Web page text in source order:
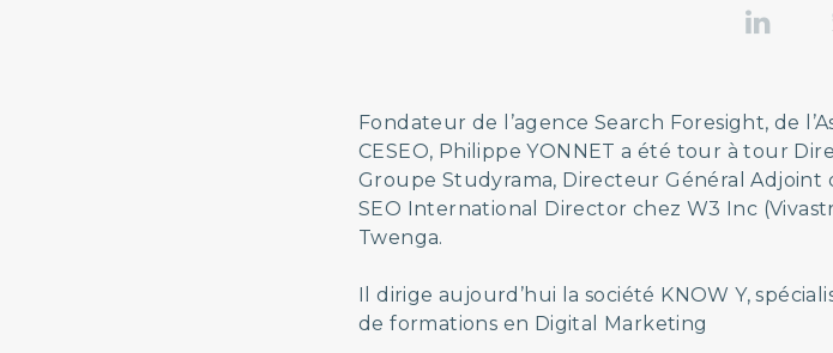
Fondateur de l’agence Search Foresight, de
CESEO, Philippe YONNET a été tour à tour
Groupe Studyrama, Directeur Général Adjoint
SEO International Director chez W3 Inc
Twenga.
Il dirige aujourd’hui la société KNOW Y,
de formations en Digital Marketing